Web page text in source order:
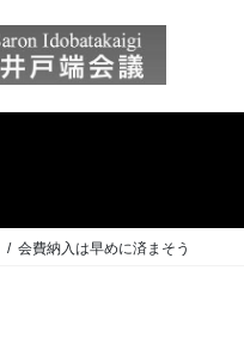
会費納入は早めに済まそう